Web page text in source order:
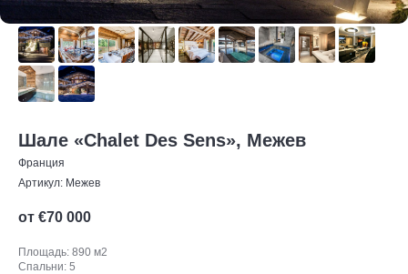
Шале «Chalet Des Sens», Межев
Франция
Артикул: Межев
от €70 000
Площадь: 890 м2
Спальни: 5